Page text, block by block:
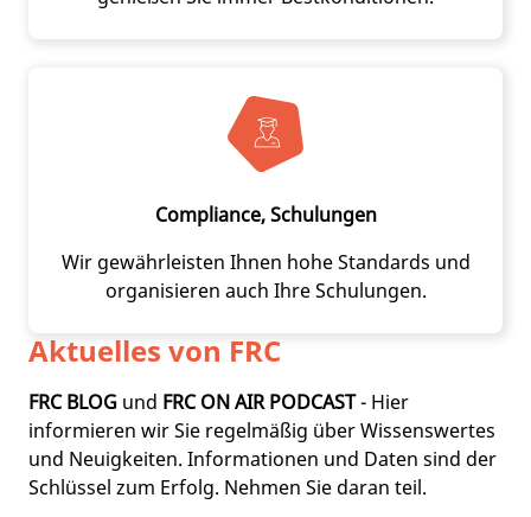
Compliance, Schulungen
Wir gewährleisten Ihnen hohe Standards und
organisieren auch Ihre Schulungen.
Aktuelles von FRC
FRC BLOG und FRC ON AIR PODCAST- Hier
informieren wir Sie regelmäßig über Wissenswertes
und Neuigkeiten. Informationen und Daten sind der
Schlüssel zum Erfolg. Nehmen Sie daran teil.